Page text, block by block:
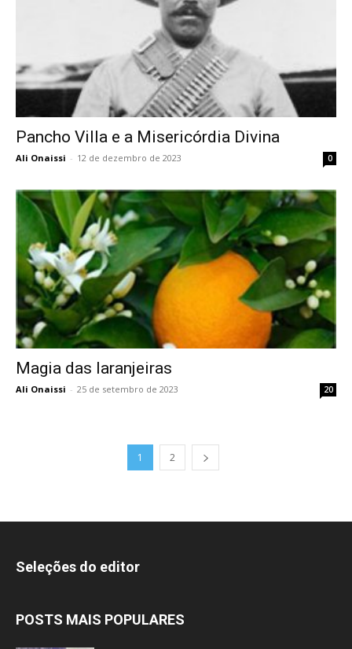
Pancho Villa e a Misericórdia Divina
Ali Onaissi - 12 de dezembro de 2023 0
Magia das laranjeiras
Ali Onaissi - 25 de setembro de 2023 20
1 2
Seleções do editor
POSTS MAIS POPULARES